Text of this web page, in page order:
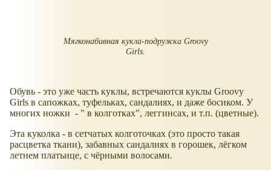
Мягконабивная кукла-подружка Groovy
Girls.
Обувь - это уже часть куклы, встречаются куклы Groovy
Girls в сапожках, туфельках, сандалиях, и даже босиком. У
многих ножки - " в колготках", леггинсах, и т.п. (цветные).
Эта куколка - в сетчатых колготочках (это просто такая
расцветка ткани), забавных сандалиях в горошек, лёгком
летнем платьице, с чёрными волосами.